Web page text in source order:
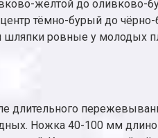
жёлтой до оливково-
тёмно-бурый до
ровные у молодых
длительного
Ножка 40-100 мм